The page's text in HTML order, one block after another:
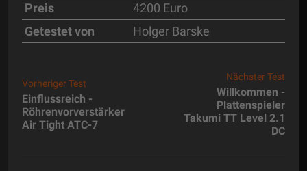
Preis
4200 Euro
Getestet von
Holger Barske
Vorheriger Test
Einflussreich -
Röhrenvorverstärker
Air Tight ATC-7
Nächster Test
Willkommen -
Plattenspieler
Takumi TT Level 2.1
DC